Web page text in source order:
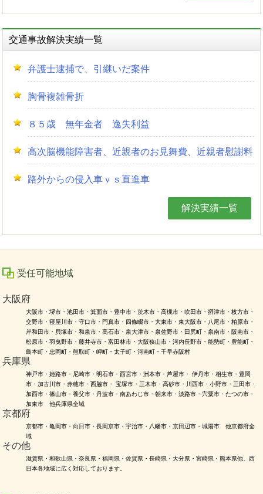
交通事故解決実績一覧
弁護士逮捕で、引継いだ案件
胸骨複雑骨折
８５歳 無年金者 逸失利益
高次脳機能障害者、近親者のお見舞費、近親者慰謝料
路外からの侵入車ｖｓ直進車
解決実績一覧
受任可能地域
大阪府
大阪市・堺市・池田市・箕面市・豊中市・茨木市・高槻市・吹田市・摂津市・枚方市・
交野市・寝屋川市・守口市・門真市・四條畷市・大東市・東大阪市・八尾市・柏原市・
岸和田市・貝塚市・和泉市・高石市・泉大津市・泉佐野市・田尻町・泉南市・阪南市・
松原市・羽曳野市・藤井寺市・富田林市・大阪狭山市・河内長野市・能勢町・豊能町・
島本町・忠岡町・熊取町・岬町・太子町・河南町・千早赤阪村
兵庫県
神戸市・姫路市・尼崎市・明石市・西宮市・洲本市・芦屋市・ 伊丹市・相生市・豊岡
市・加古川市・赤穂市・西脇市・ 宝塚市・三木市・高砂市・川西市・小野市・三田市・
加西市・篠山市・養父市・丹波市・南あわじ市・朝来市・淡路市・宍粟市・たつの市・
加東市 他兵庫県全域
京都府
京都市・亀岡市・向日市・長岡京市・宇治市・八幡市・京田辺市・城陽市 他京都府全
域
その他
滋賀県・和歌山県・奈良県・福岡県・佐賀県・長崎県・大分県・宮崎県・熊本県他、西
日本各地域に広く対応しております。